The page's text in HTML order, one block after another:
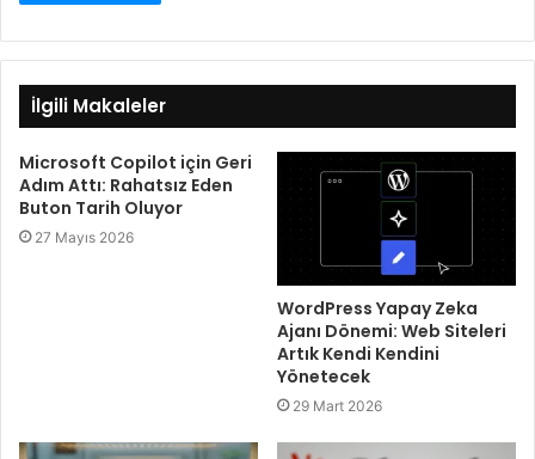
İlgili Makaleler
Microsoft Copilot için Geri
Adım Attı: Rahatsız Eden
Buton Tarih Oluyor
27 Mayıs 2026
WordPress Yapay Zeka
Ajanı Dönemi: Web Siteleri
Artık Kendi Kendini
Yönetecek
29 Mart 2026